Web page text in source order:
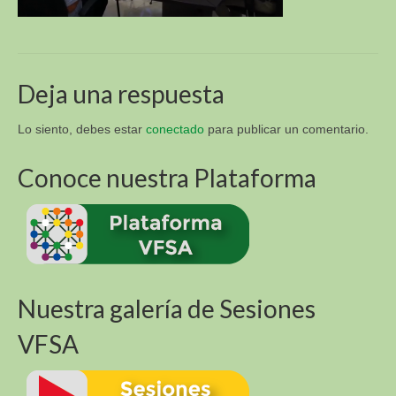
Descargas
3. Libros y Tesis
APT Brasil
Contacto
VI Congreso Latinoamericano de Etnobiología del
Deja una respuesta
Lo siento, debes estar conectado para publicar un comentario.
Conoce nuestra Plataforma
Nuestra galería de Sesiones
VFSA